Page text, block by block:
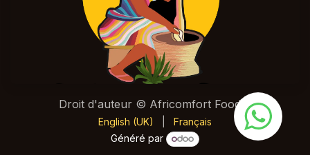
Droit d'auteur © Africomfort Foods
English (UK)
Français
Généré par